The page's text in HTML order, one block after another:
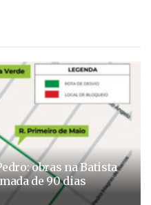
obras na Batista
de 90 dias